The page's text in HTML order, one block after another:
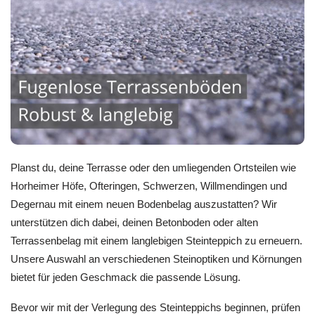
Planst du, deine Terrasse oder den umliegenden Ortsteilen wie
Horheimer Höfe, Ofteringen, Schwerzen, Willmendingen und
Degernau mit einem neuen Bodenbelag auszustatten? Wir
unterstützen dich dabei, deinen Betonboden oder alten
Terrassenbelag mit einem langlebigen Steinteppich zu erneuern.
Unsere Auswahl an verschiedenen Steinoptiken und Körnungen
bietet für jeden Geschmack die passende Lösung.
Bevor wir mit der Verlegung des Steinteppichs beginnen, prüfen